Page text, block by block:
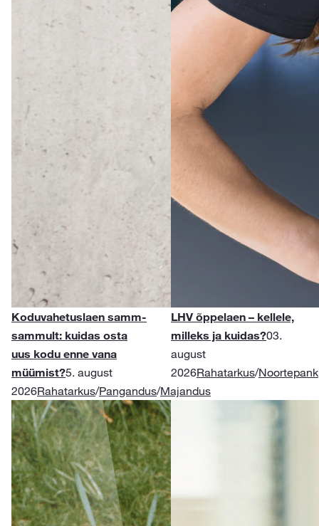
Koduvahetuslaen samm-
sammult: kuidas osta
uus kodu enne vana
müümist?5. august
2026Rahatarkus/Pangandus/Majandus
LHV õppelaen – kellele,
milleks ja kuidas?03.
august
2026Rahatarkus/Noortepank